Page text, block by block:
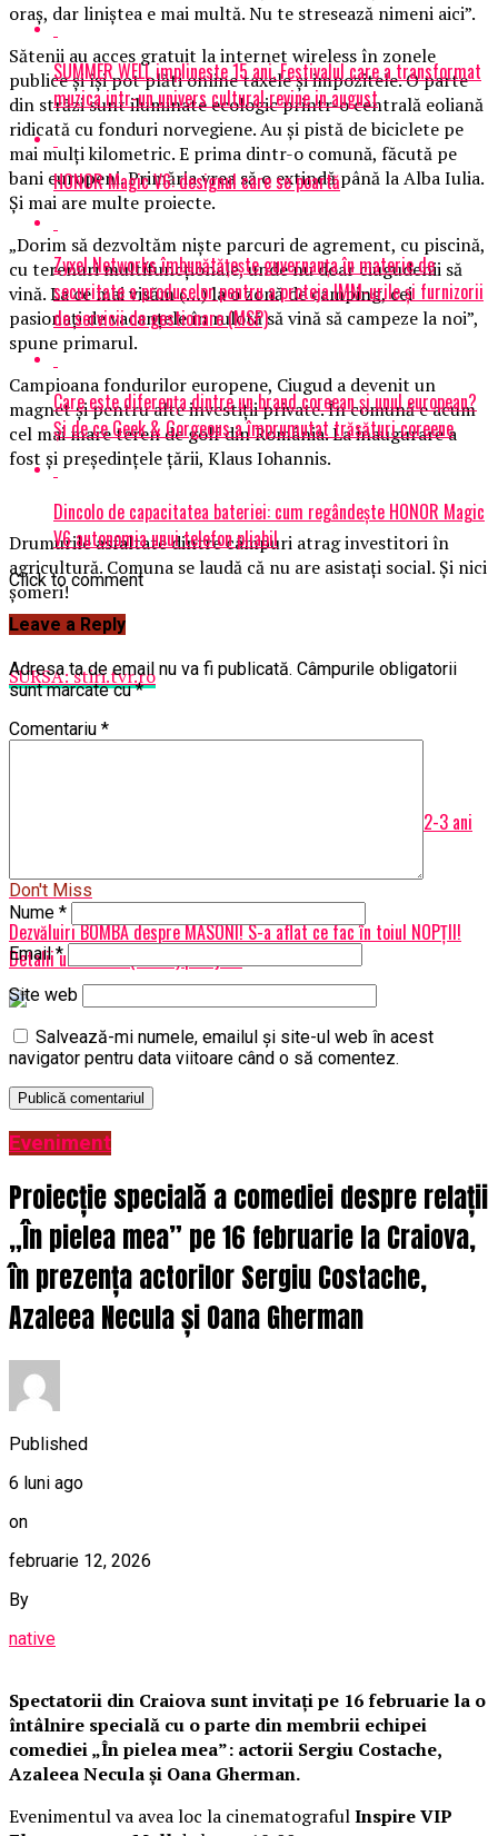
oraş, dar liniştea e mai multă. Nu te stresează nimeni aici”.
Sătenii au acces gratuit la internet wireless în zonele
publice şi îşi pot plăti online taxele şi impozitele. O parte
din străzi sunt iluminate ecologic printr-o centrală eoliană
ridicată cu fonduri norvegiene. Au şi pistă de biciclete pe
mai mulţi kilometric. E prima dintr-o comună, făcută pe
bani europeni. Primăria vrea să o extindă până la Alba Iulia.
Şi mai are multe proiecte.
„Dorim să dezvoltăm nişte parcuri de agrement, cu piscină,
cu terenuri multifuncţionale, unde nu doar ciugudenii să
vină. La ce mai visăm (…) la o zonă de camping, cei
pasionaţi de vacanţele în rulotă să vină să campeze la noi”,
spune primarul.
Campioana fondurilor europene, Ciugud a devenit un
magnet şi pentru alte investiţii private. În comună e acum
cel mai mare teren de golf din România. La inaugurare a
fost şi preşedinţele ţării, Klaus Iohannis.
Drumurile asfaltate dintre câmpuri atrag investitori în
agricultură. Comuna se laudă că nu are asistaţi social. Şi nici
şomeri!
SURSA: stiri.tvr.ro
Sfatul șefului analiștilor financiari pentru români: ”Mai stați 2-3 ani
Don't Miss
Dezvăluiri BOMBĂ despre MASONI! S-a aflat ce fac în toiul NOPȚII!
Detalii uimitoare (VIDEO) | DoljAZI
SUMMER WELL implineste 15 ani. Festivalul care a transformat
muzica intr-un univers cultural revine in august
HONOR Magic V6: designul care se poartă
Zyxel Networks îmbunătățește guvernanța în materie de
securitate a produselor pentru a proteja IMM-urile și furnizorii
de servicii de gestionare (MSP)
Care este diferența dintre un brand coreean și unul european?
Și de ce Geek & Gorgeous a împrumutat trăsături coreene
Dincolo de capacitatea bateriei: cum regândește HONOR Magic
V6 autonomia unui telefon pliabil
Click to comment
Leave a Reply
Adresa ta de email nu va fi publicată. Câmpurile obligatorii
sunt marcate cu*
Comentariu *
Nume *
Email*
Site web
Salvează-mi numele, emailul și site-ul web în acest
navigator pentru data viitoare când o să comentez.
Eveniment
Proiecție specială a comediei despre relații
„În pielea mea” pe 16 februarie la Craiova,
în prezența actorilor Sergiu Costache,
Azaleea Necula și Oana Gherman
Published
6 luni ago
on
februarie 12, 2026
By
native
Spectatorii din Craiova sunt invitați pe 16 februarie la o
întâlnire specială cu o parte din membrii echipei
comediei „În pielea mea”: actorii Sergiu Costache,
Azaleea Necula și Oana Gherman.
Evenimentul va avea loc la cinematografulInspire VIP